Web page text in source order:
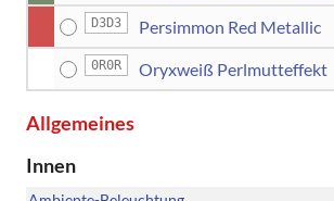
D3D3 Persimmon Red Metallic
0R0R Oryxweiß Perlmutteffekt
Allgemeines
Innen